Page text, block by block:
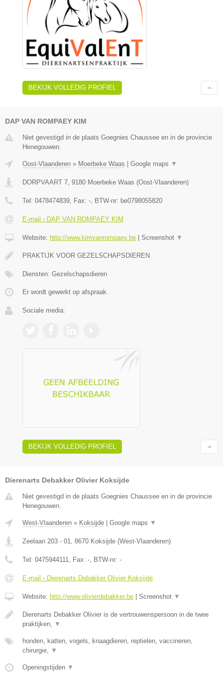
BEKIJK VOLLEDIG PROFIEL
DAP VAN ROMPAEY KIM
Niet gevestigd in de plaats Goegnies Chaussee en in de provincie
Henegouwen.
Oost-Vlaanderen » Moerbeke Waas Google maps ▼
DORPVAART 7 9180 Moerbeke Waas (Oost-Vlaanderen)
Tel: 0478474839 , Fax: - , BTW-nr: be0798055820
E-mail › DAP VAN ROMPAEY KIM
Website: http://www.kimvanrompaey.be Screenshot ▼
PRAKTIJK VOOR GEZELSCHAPSDIEREN
Diensten: Gezelschapsdieren
Er wordt gewerkt op afspraak.
Sociale media:
BEKIJK VOLLEDIG PROFIEL
Dierenarts Debakker Olivier Koksijde
Niet gevestigd in de plaats Goegnies Chaussee en in de provincie
Henegouwen.
West-Vlaanderen » Koksijde | Google maps ▼
Zeelaan 203 - 01 8670 Koksijde (West-Vlaanderen)
Tel: 0475944111 , Fax: - , BTW-nr: -
E-mail › Dierenarts Debakker Olivier Koksijde
Website: http://www.olivierdebakker.be | Screenshot ▼
Dierenarts Debakker Olivier is de vertrouwenspersoon in de twee
praktijken,
▼
honden, katten, vogels, knaagdieren, reptielen, vaccineren,
chirurgie,
▼
Openingstijden ▼